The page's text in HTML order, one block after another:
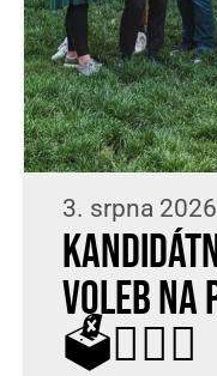
3. srpna
voleb na
🗳️🏴‍☠️✅